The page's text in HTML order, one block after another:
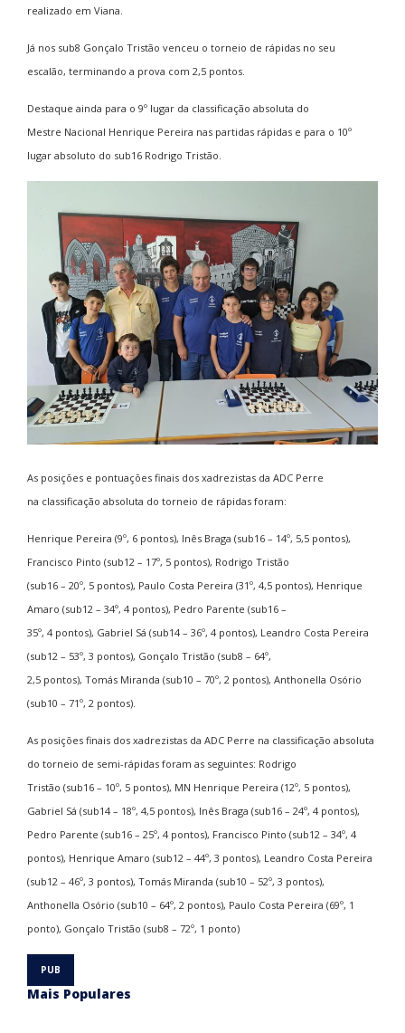
realizado em Viana.
Já nos sub8 Gonçalo Tristão venceu o torneio de rápidas no seu
escalão, terminando a prova com 2,5 pontos.
Destaque ainda para o 9º lugar da classificação absoluta do
Mestre Nacional Henrique Pereira nas partidas rápidas e para o 10º
lugar absoluto do sub16 Rodrigo Tristão.
As posições e pontuações finais dos xadrezistas da ADC Perre
na classificação absoluta do torneio de rápidas foram:
Henrique Pereira (9º, 6 pontos), Inês Braga (sub16 – 14º, 5,5 pontos),
Francisco Pinto (sub12 – 17º, 5 pontos), Rodrigo Tristão
(sub16 – 20º, 5 pontos), Paulo Costa Pereira (31º, 4,5 pontos), Henrique
Amaro (sub12 – 34º, 4 pontos), Pedro Parente (sub16 –
35º, 4 pontos), Gabriel Sá (sub14 – 36º, 4 pontos), Leandro Costa Pereira
(sub12 – 53º, 3 pontos), Gonçalo Tristão (sub8 – 64º,
2,5 pontos), Tomás Miranda (sub10 – 70º, 2 pontos), Anthonella Osório
(sub10 – 71º, 2 pontos).
As posições finais dos xadrezistas da ADC Perre na classificação absoluta
do torneio de semi-rápidas foram as seguintes: Rodrigo
Tristão (sub16 – 10º, 5 pontos), MN Henrique Pereira (12º, 5 pontos),
Gabriel Sá (sub14 – 18º, 4,5 pontos), Inês Braga (sub16 – 24º, 4 pontos),
Pedro Parente (sub16 – 25º, 4 pontos), Francisco Pinto (sub12 – 34º, 4
pontos), Henrique Amaro (sub12 – 44º, 3 pontos), Leandro Costa Pereira
(sub12 – 46º, 3 pontos), Tomás Miranda (sub10 – 52º, 3 pontos),
Anthonella Osório (sub10 – 64º, 2 pontos), Paulo Costa Pereira (69º, 1
ponto), Gonçalo Tristão (sub8 – 72º, 1 ponto)
Mais Populares